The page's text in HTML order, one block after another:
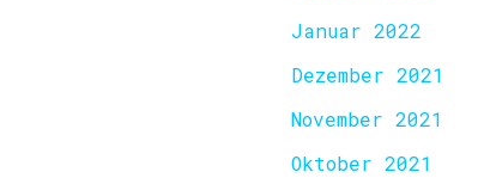
Januar 2022
Dezember 2021
November 2021
Oktober 2021